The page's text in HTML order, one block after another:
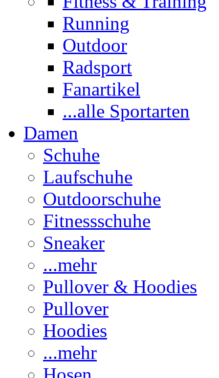
Running
Outdoor
Radsport
Fanartikel
...alle Sportarten
Damen
Schuhe
Laufschuhe
Outdoorschuhe
Fitnessschuhe
Sneaker
...mehr
Pullover & Hoodies
Pullover
Hoodies
...mehr